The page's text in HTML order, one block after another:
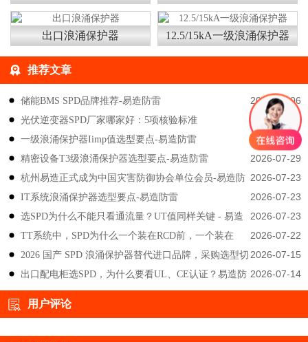
出口浪涌保护器 12.5/15kA一级浪涌保护器
推荐文章
2026-08-06
储能BMS SPD品牌推荐-易造防雷
2026-08-05
光伏逆变器SPD厂家哪家好：5项核验标准
2026-07-29
一级浪涌保护器Iimp值选型要点-易造防雷
2026-07-29
精密设备T3级浪涌保护器选型要点-易造防雷
2026-07-23
杭州易造正式成为中国灾害防御协会单位会员-易造防
雷
2026-07-23
IT系统浪涌保护器选型要点-易造防雷
2026-07-23
选SPD为什么不能只看通流量？UT值同样关键 - 易造
防雷
2026-07-22
TT系统中，SPD为什么一个装在RCD前，一个装在
后？-易造防雷
2026-07-15
2026 国产 SPD 浪涌保护器替代进口品牌，采购选型切
勿只对比价格-易造防雷
2026-07-14
出口配电柜选SPD，为什么要看UL、CE认证？易造防
雷技术解答
用户评论